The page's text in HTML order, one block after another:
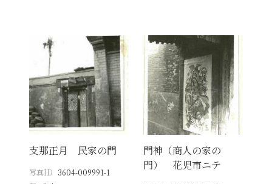
支那正月 民家の門
写真ID 3604-009991-1
門神（商人の家の
門） 花児市ニテ